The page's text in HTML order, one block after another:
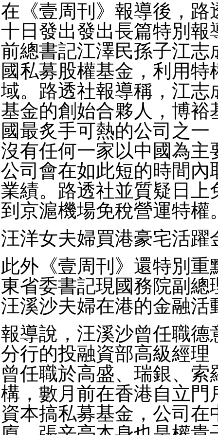
在《壹周刊》報導後，路
十日發出發出長篇特別報
前總書記江澤民孫子江志
國私募股權基金，利用特
域。路透社報導稱，江志
基金的創始合夥人，博裕
國最炙手可熱的公司之一
沒有任何一家以中國為主
公司會在如此短的時間內
業績。路透社並質疑日上
到京滬機場免稅營運特權
汪洋女夫婦買港豪宅活躍
此外《壹周刊》還特別重
東省委書記現國務院副總
汪溪沙夫婦在港的金融活
報導說，汪溪沙曾任職德
分行的投融資部高級經理
曾任職於高盛、瑞銀、索
構，數月前在香港自立門
資本搞私募基金，公司在